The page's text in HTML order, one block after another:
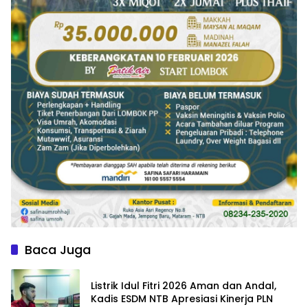
Baca Juga
Listrik Idul Fitri 2026 Aman dan Andal,
Kadis ESDM NTB Apresiasi Kinerja PLN